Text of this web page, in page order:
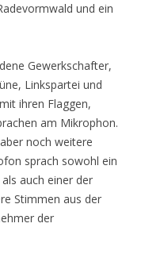
und ein
Gewerkschafter,
Linkspartei und
ihren Flaggen,
am Mikrophon.
noch weitere
sprach sowohl ein
auch einer der
Stimmen aus der
der